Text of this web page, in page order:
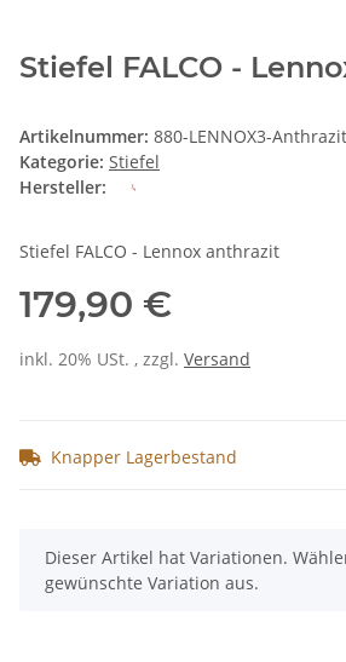
Stiefel FALCO -
Artikelnummer: 880-LENNOX3-Anthrazit
Kategorie: Stiefel
Hersteller:
Stiefel FALCO - Lennox anthrazit
179,90 €
inkl. 20% USt. , zzgl. Versand
Knapper Lagerbestand
x
Dieser Artikel hat Variationen.
gewünschte Variation aus.